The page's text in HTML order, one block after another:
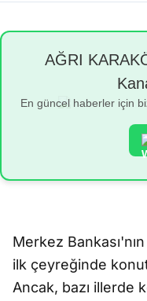
AĞRI
En güncel haberler için
Merkez
ilk çeyreğinde
Ancak, bazı illerde